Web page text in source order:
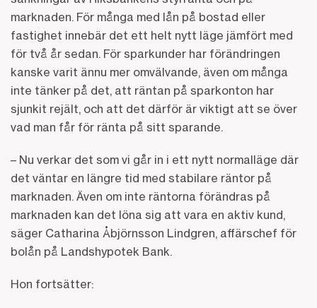
marknaden. För många med lån på bostad eller
fastighet innebär det ett helt nytt läge jämfört med
för två år sedan. För sparkunder har förändringen
kanske varit ännu mer omvälvande, även om många
inte tänker på det, att räntan på sparkonton har
sjunkit rejält, och att det därför är viktigt att se över
vad man får för ränta på sitt sparande.
– Nu verkar det som vi går in i ett nytt normalläge där
det väntar en längre tid med stabilare räntor på
marknaden. Även om inte räntorna förändras på
marknaden kan det löna sig att vara en aktiv kund,
säger Catharina Åbjörnsson Lindgren, affärschef för
bolån på Landshypotek Bank.
Hon fortsätter: